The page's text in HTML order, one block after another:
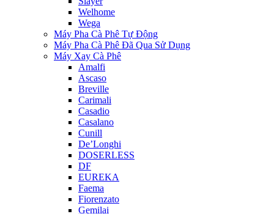
Welhome
Wega
Máy Pha Cà Phê Tự Động
Máy Pha Cà Phê Đã Qua Sử Dụng
Máy Xay Cà Phê
Amalfi
Ascaso
Breville
Carimali
Casadio
Casalano
Cunill
De’Longhi
DOSERLESS
DF
EUREKA
Faema
Fiorenzato
Gemilai